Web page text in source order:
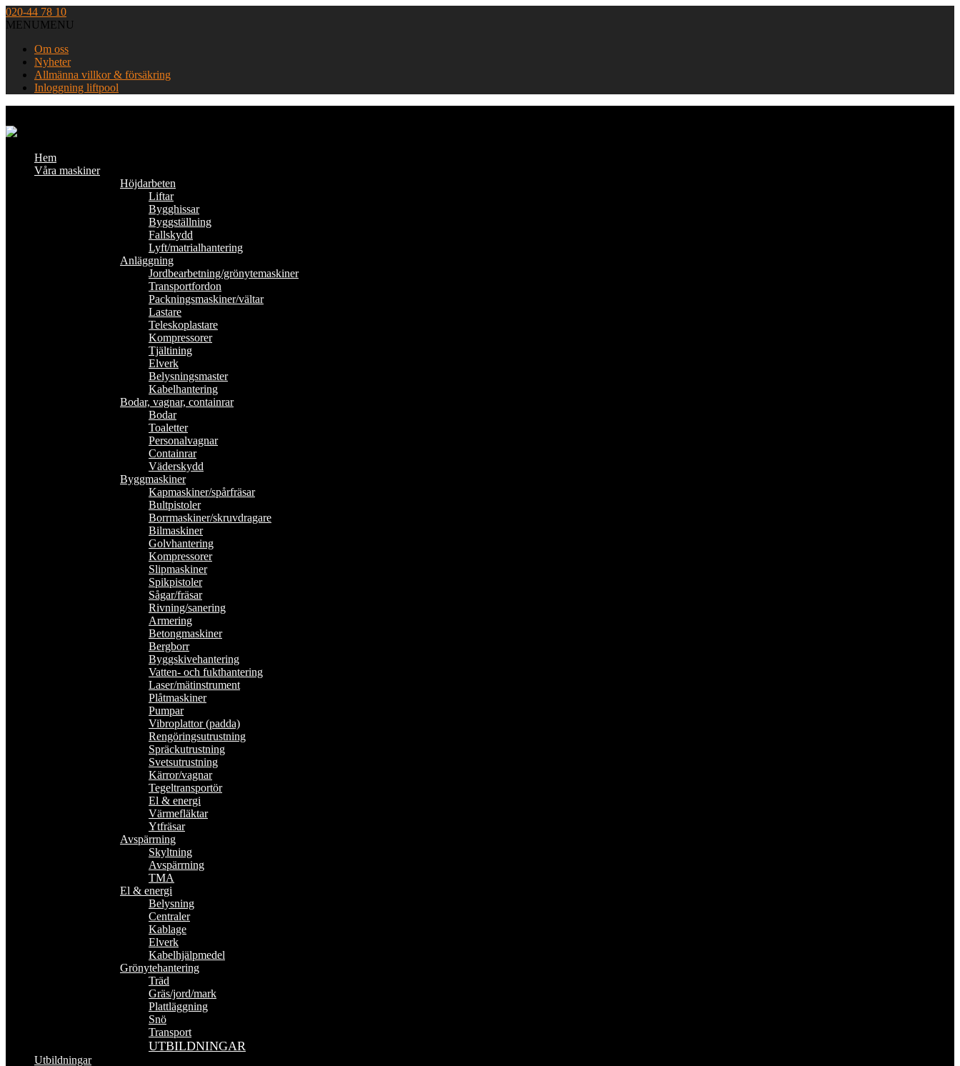
Skip
to
020-44 78 10
MENUMENU
Om oss
Nyheter
Allmänna villkor & försäkring
Inloggning liftpool
Hem
Våra maskiner
Höjdarbeten
Liftar
Bygghissar
Byggställning
Fallskydd
Lyft/matrialhantering
Anläggning
Jordbearbetning/grönytemaskiner
Transportfordon
Packningsmaskiner/vältar
Lastare
Teleskoplastare
Kompressorer
Tjältining
Elverk
Belysningsmaster
Kabelhantering
Bodar, vagnar, containrar
Bodar
Toaletter
Personalvagnar
Containrar
Väderskydd
Byggmaskiner
Kapmaskiner/spårfräsar
Bultpistoler
Borrmaskiner/skruvdragare
Bilmaskiner
Golvhantering
Kompressorer
Slipmaskiner
Spikpistoler
Sågar/fräsar
Rivning/sanering
Armering
Betongmaskiner
Bergborr
Byggskivehantering
Vatten- och fukthantering
Laser/mätinstrument
Plåtmaskiner
Pumpar
Vibroplattor (padda)
Rengöringsutrustning
Spräckutrustning
Svetsutrustning
Kärror/vagnar
Tegeltransportör
El & energi
Värmefläktar
Ytfräsar
Avspärrning
Skyltning
Avspärrning
TMA
El & energi
Belysning
Centraler
Kablage
Elverk
Kabelhjälpmedel
Grönytehantering
Träd
Gräs/jord/mark
Plattläggning
Snö
Transport
UTBILDNINGAR
Utbildningar